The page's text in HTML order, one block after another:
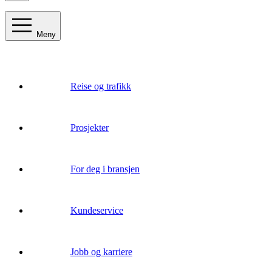
Meny
Reise og trafikk
Prosjekter
For deg i bransjen
Kundeservice
Jobb og karriere